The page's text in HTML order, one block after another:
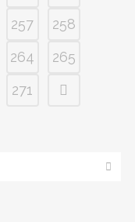
257
258
264
265
271